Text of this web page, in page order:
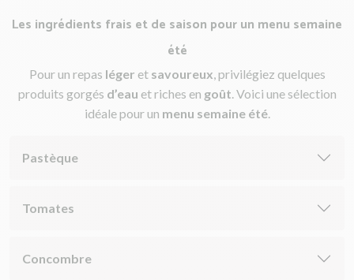
Les ingrédients frais et de saison pour un menu semaine
été
Pour un repas léger et savoureux, privilégiez quelques
produits gorgés d’eau et riches en goût. Voici une sélection
idéale pour un menu semaine été.
Pastèque
Tomates
Concombre